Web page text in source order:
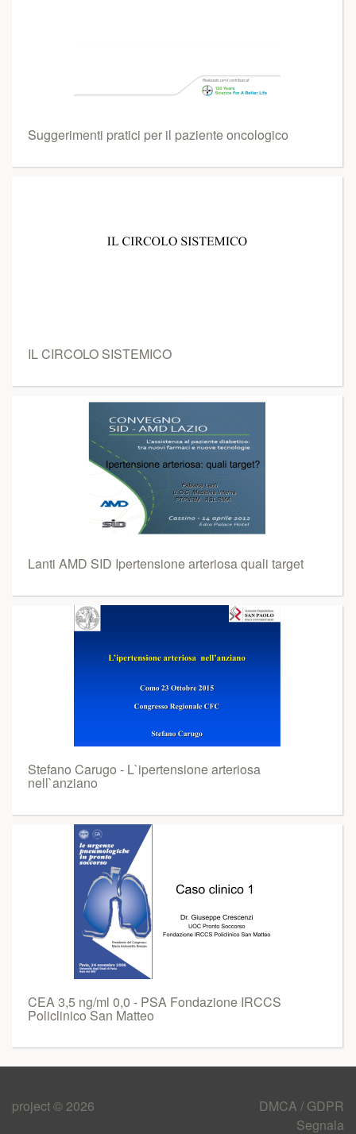
Suggerimenti pratici per il paziente oncologico
IL CIRCOLO SISTEMICO
Lanti AMD SID Ipertensione arteriosa quali target
Stefano Carugo - L`ipertensione arteriosa
nell`anziano
CEA 3,5 ng/ml 0,0 - PSA Fondazione IRCCS
Policlinico San Matteo
project © 2026
DMCA / GDPR
Segnala